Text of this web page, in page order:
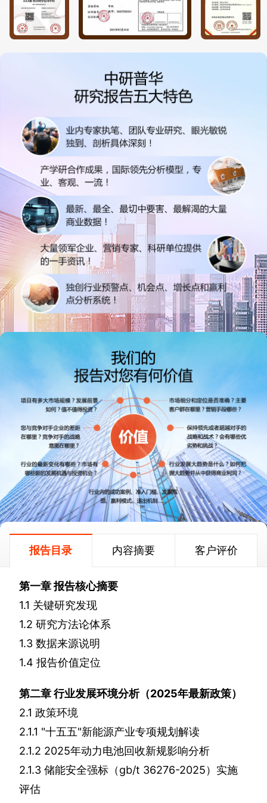
报告目录 内容摘要 客户评价
第一章报告核心摘要
1.1 关键研究发现
1.2 研究方法论体系
1.3 数据来源说明
1.4 报告价值定位
第二章行业发展环境分析（2025年最新政策）
2.1 政策环境
2.1.1 "十五五"新能源产业专项规划解读
2.1.2 2025年动力电池回收新规影响分析
2.1.3 储能安全强标（gb/t 36276-2025）实施
评估